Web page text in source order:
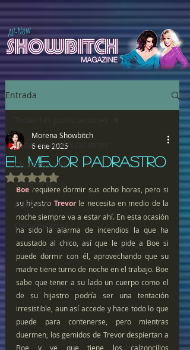
All-New
Entrada
Todas las publicaciones
Chulazos XXX
Song of Bitch
ComiXXX
Comunicados
EL MEJOR PADRASTRO
Morena Showbitch
6 ene 2025
Obtuvo NaN de 5 estrellas.
Boe requiere dormir sus ocho horas, pero si
su hijastro Trevor le necesita en medio de la
noche siempre va a estar ahí. En esta ocasión
ha sido la alarma de incendios la que ha
asustado al chico, así que le pide a Boe si
puede dormir con él, aprovechando que su
madre tiene turno de noche en el trabajo. Boe
sabe que tener a su lado un cuerpo como el
de su hijastro podría ser una tentación
irresistible, aun así accede y hace todo lo que
puede para contenerse, pero mientras
duermen, los gemidos de Trevor despiertan a
Boe y ve que tiene los calzoncillos